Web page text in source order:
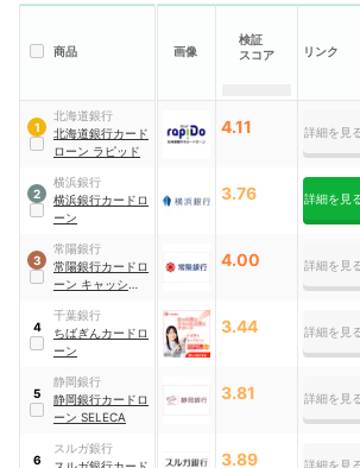
商品 画像
検証
スコア
リンク
1
北海道銀行
北海道銀行カード
ローン ラピッド
4.11 詳細を見
2
横浜銀行
横浜銀行カードロ
ーン
3.76 詳細を見
3
常陽銀行
常陽銀行カードロ
ーン キャッシュピ
4.00 詳細を見
4
千葉銀行
ちばぎんカードロ
ーン
3.44 詳細を見
5
静岡銀行
静岡銀行カードロ
ーン SELECA
3.81 詳細を見
6
スルガ銀行
3.89 詳細を見